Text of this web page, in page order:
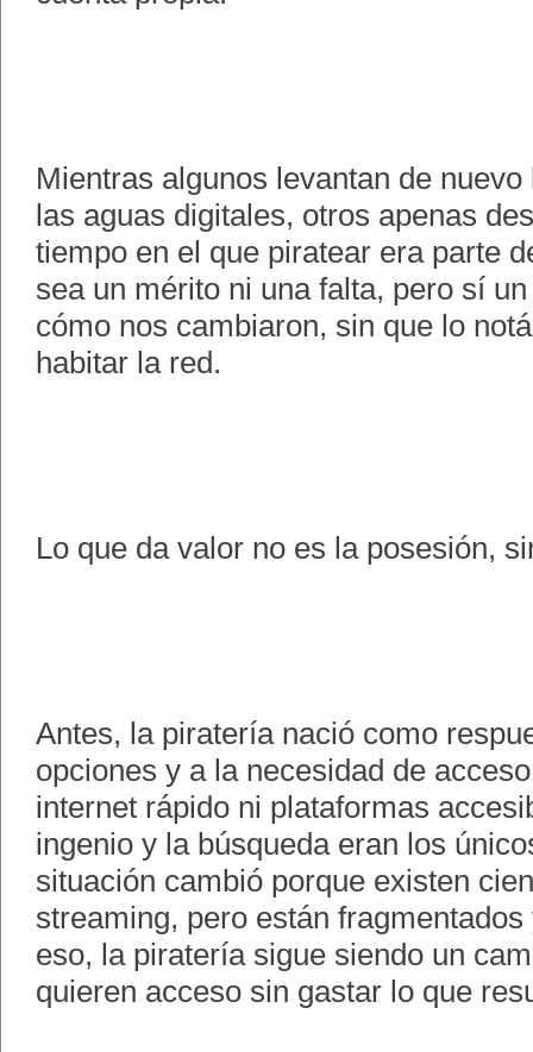
Mientras algunos levantan de
las aguas digitales, otros apenas
tiempo en el que piratear era parte
sea un mérito ni una falta, pero sí
cómo nos cambiaron, sin que lo
habitar la red.
Lo que da valor no es la posesión,
Antes, la piratería nació como
opciones y a la necesidad de
internet rápido ni plataformas
ingenio y la búsqueda eran los
situación cambió porque existen
streaming, pero están
eso, la piratería sigue siendo un
quieren acceso sin gastar lo que